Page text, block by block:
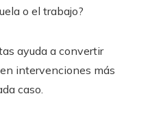
o el trabajo?
ayuda a convertir
intervenciones más
caso.